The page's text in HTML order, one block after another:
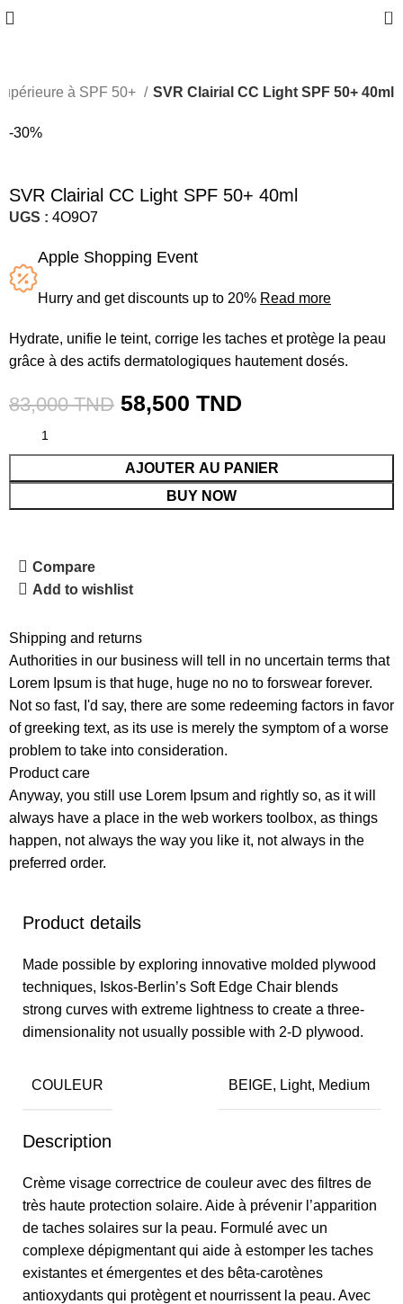
0
à SPF 50+ SVR Clairial CC Light SPF 50+ 40ml
-30%
SVR Clairial CC Light SPF 50+ 40ml
UGS :4O9O7
Apple Shopping Event
Hurry and get discounts up to 20% Read more
Hydrate, unifie le teint, corrige les taches et protège la peau
grâce à des actifs dermatologiques hautement dosés.
83,000TND 58,500TND
AJOUTER AU PANIER
BUY NOW
Compare
Add to wishlist
Shipping and returns
Authorities in our business will tell in no uncertain terms that
Lorem Ipsum is that huge, huge no no to forswear forever.
Not so fast, I'd say, there are some redeeming factors in favor
of greeking text, as its use is merely the symptom of a worse
problem to take into consideration.
Product care
Anyway, you still use Lorem Ipsum and rightly so, as it will
always have a place in the web workers toolbox, as things
happen, not always the way you like it, not always in the
preferred order.
Product details
Made possible by exploring innovative molded plywood
techniques, Iskos-Berlin’s Soft Edge Chair blends
strong curves with extreme lightness to create a three-
dimensionality not usually possible with 2-D plywood.
COULEUR BEIGE, Light, Medium
Description
Crème visage correctrice de couleur avec des filtres de
très haute protection solaire. Aide à prévenir l’apparition
de taches solaires sur la peau. Formulé avec un
complexe dépigmentant qui aide à estomper les taches
existantes et émergentes et des bêta-carotènes
antioxydants qui protègent et nourrissent la peau. Avec